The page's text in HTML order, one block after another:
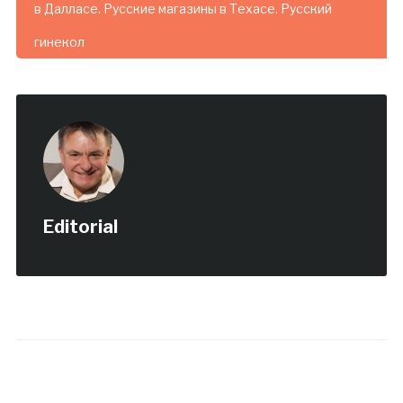
в Далласе. Русские магазины в Техасе. Русский
гинекол
Editorial